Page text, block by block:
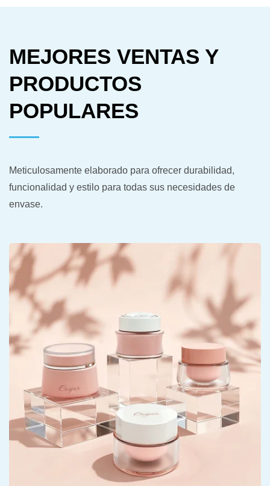
MEJORES VENTAS Y
PRODUCTOS
POPULARES
Meticulosamente elaborado para ofrecer durabilidad,
funcionalidad y estilo para todas sus necesidades de
envase.